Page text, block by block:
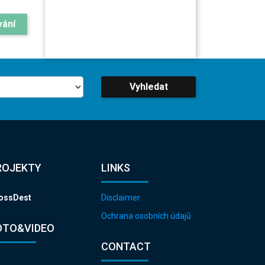
Vyhledat
LINKS
Disclaimer
Ochrana osobních údajů
CONTACT